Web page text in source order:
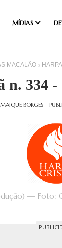
MÍDIAS
MACALÃO
n. 334
MAIQUE BORGES–
— Foto: